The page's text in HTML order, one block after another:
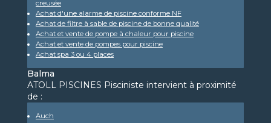
creusée
Achat d'une alarme de piscine conforme NF
Achat de filtre à sable de piscine de bonne qualité
Achat et vente de pompe à chaleur pour piscine
Achat et vente de pompes pour piscine
Achat spa 3 ou 4 places
Balma
ATOLL PISCINES Pisciniste intervient à proximité
de :
Auch